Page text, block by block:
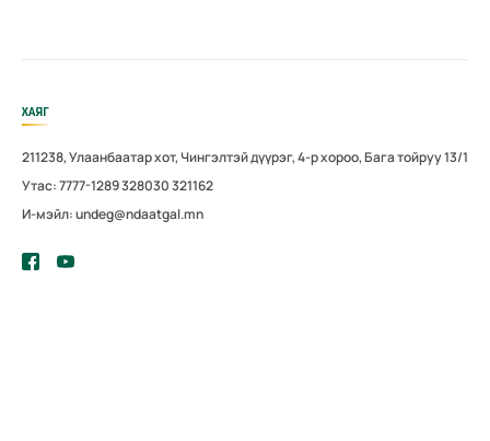
ХАЯГ
211238, Улаанбаатар хот, Чингэлтэй дүүрэг, 4-р хороо, Бага тойруу 13/1
Утас: 7777-1289 328030 321162
И-мэйл: undeg@ndaatgal.mn